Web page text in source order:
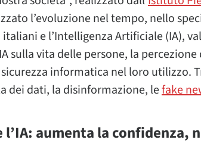
l’evoluzione nel tempo, nello
e l’Intelligenza Artificiale (IA),
sulla vita delle persone, la percezione
sicurezza informatica nel loro utilizzo.
dei dati, la disinformazione, lefake
aumenta la confidenza,